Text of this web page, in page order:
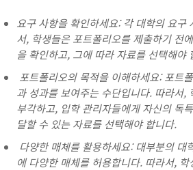
요구 사항을 확인하세요: 각 대학의 요구
서, 학생들은 포트폴리오를 제출하기 전
을 확인하고, 그에 따라 자료를 선택해야
포트폴리오의 목적을 이해하세요: 포트
과 성과를 보여주는 수단입니다. 따라서,
부각하고, 입학 관리자들에게 자신의 독
달할 수 있는 자료를 선택해야 합니다.
다양한 매체를 활용하세요: 대부분의 대
에 다양한 매체를 허용합니다. 따라서,